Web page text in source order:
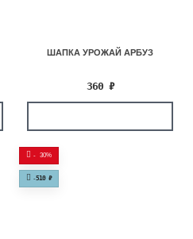
ШАПКА УРОЖАЙ АРБУЗ
360 ₽
- 30%
-510 ₽